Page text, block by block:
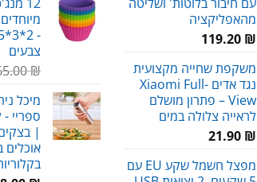
מהאפליקציה
119.20 ₪
משקפת שחייה מקצועית
נגד אדים Xiaomi Full-
View – פתרון מושלם
לראייה צלולה במים
21.90 ₪
מפצל חשמל שקע EU עם
צבעים
₪
מיכל
ספריי
|
אוכלים